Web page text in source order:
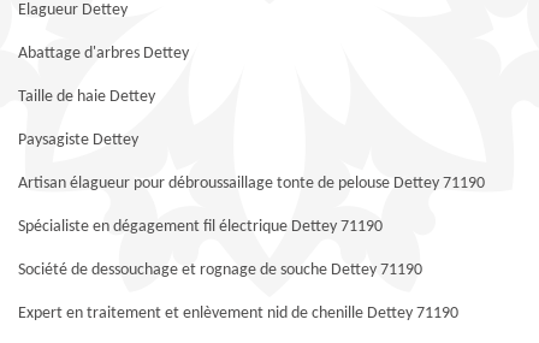
Elagueur Dettey
Abattage d'arbres Dettey
Taille de haie Dettey
Paysagiste Dettey
Artisan élagueur pour débroussaillage tonte de pelouse Dettey 71190
Spécialiste en dégagement fil électrique Dettey 71190
Société de dessouchage et rognage de souche Dettey 71190
Expert en traitement et enlèvement nid de chenille Dettey 71190